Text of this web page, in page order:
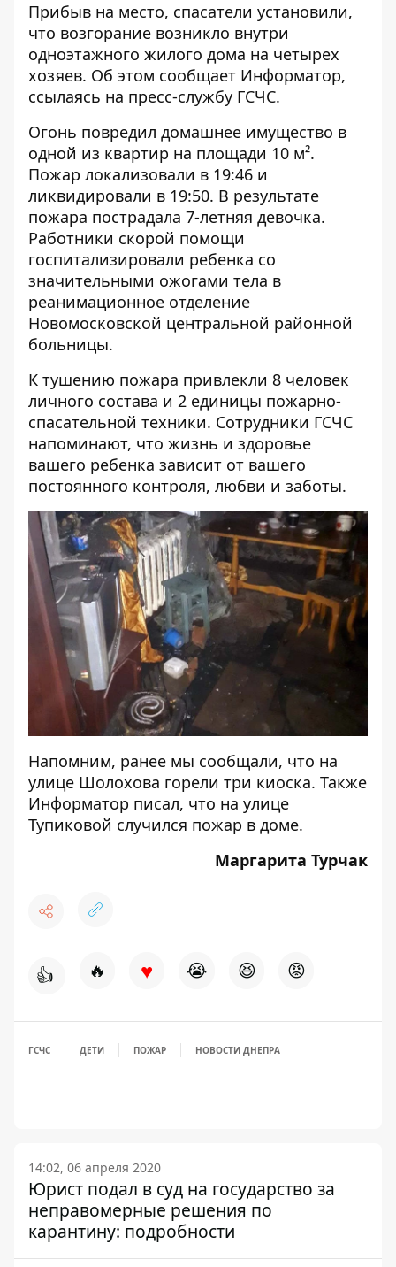
Прибыв на место, спасатели установили,
что возгорание возникло внутри
одноэтажного жилого дома на четырех
хозяев. Об этом сообщает Информатор,
ссылаясь на пресс-службу ГСЧС.
Огонь повредил домашнее имущество в
одной из квартир на площади 10 м².
Пожар локализовали в 19:46 и
ликвидировали в 19:50. В результате
пожара пострадала 7-летняя девочка.
Работники скорой помощи
госпитализировали ребенка со
значительными ожогами тела в
реанимационное отделение
Новомосковской центральной районной
больницы.
К тушению пожара привлекли 8 человек
личного состава и 2 единицы пожарно-
спасательной техники. Сотрудники ГСЧС
напоминают, что жизнь и здоровье
вашего ребенка зависит от вашего
постоянного контроля, любви и заботы.
Напомним, ранее мы сообщали, что на
улице Шолохова горели три киоска. Также
Информатор писал, что на улице
Тупиковой случился пожар в доме.
Маргарита Турчак
👍 🔥 ♥ 😭 😆 😡
ГСЧС ДЕТИ ПОЖАР НОВОСТИ ДНЕПРА
14:02, 06 апреля 2020
Юрист подал в суд на государство за
неправомерные решения по
карантину: подробности